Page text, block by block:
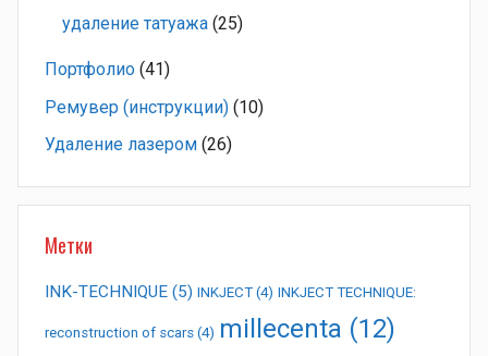
удаление татуажа (25)
Портфолио (41)
Ремувер (инструкции) (10)
Удаление лазером (26)
Метки
INK-TECHNIQUE (5) INKJECT (4) INKJECT TECHNIQUE:
reconstruction of scars (4) millecenta (12)